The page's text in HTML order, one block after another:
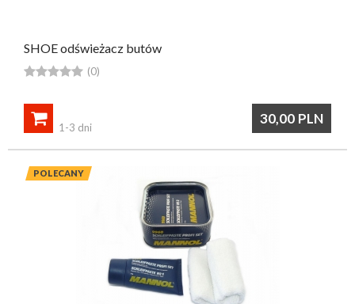
SHOE odświeżacz butów
 (0)
30,00 PLN

1-3 dni
POLECANY